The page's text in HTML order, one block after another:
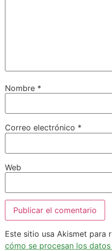
Nombre *
Correo electrónico *
Web
Este sitio usa Akismet para
cómo se procesan los